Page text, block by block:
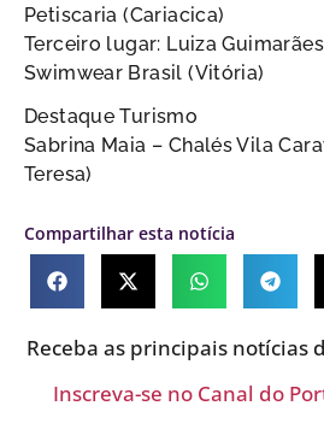
Petiscaria (Cariacica)
Terceiro lugar: Luiza
Swimwear Brasil (Vitória)
Destaque Turismo
Sabrina Maia – Chalés Vila
Teresa)
Compartilhar esta notícia
Receba as principais notícias
Inscreva-se no Canal do